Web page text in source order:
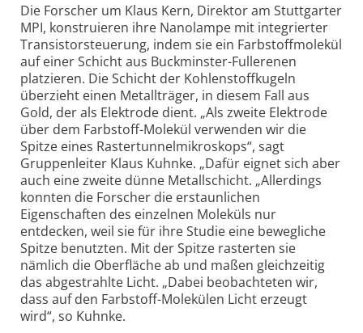
Die Forscher um Klaus Kern, Direktor am Stuttgarter
MPI, konstruieren ihre Nanolampe mit integrierter
Transistorsteuerung, indem sie ein Farbstoffmolekül
auf einer Schicht aus Buckminster-Fullerenen
platzieren. Die Schicht der Kohlenstoffkugeln
überzieht einen Metallträger, in diesem Fall aus
Gold, der als Elektrode dient. „Als zweite Elektrode
über dem Farbstoff-Molekül verwenden wir die
Spitze eines Rastertunnelmikroskops“, sagt
Gruppenleiter Klaus Kuhnke. „Dafür eignet sich aber
auch eine zweite dünne Metallschicht. „Allerdings
konnten die Forscher die erstaunlichen
Eigenschaften des einzelnen Moleküls nur
entdecken, weil sie für ihre Studie eine bewegliche
Spitze benutzten. Mit der Spitze rasterten sie
nämlich die Oberfläche ab und maßen gleichzeitig
das abgestrahlte Licht. „Dabei beobachteten wir,
dass auf den Farbstoff-Molekülen Licht erzeugt
wird“, so Kuhnke.